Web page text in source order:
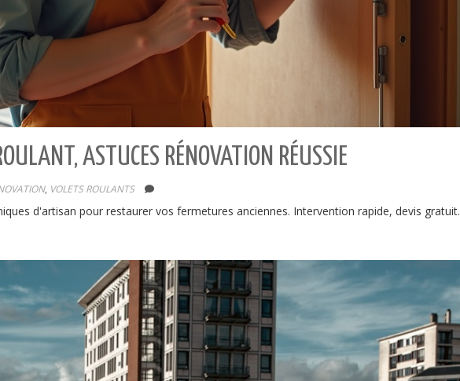
ASTUCES RÉNOVATION RÉUSSIE
, VOLETS ROULANTS
d'artisan pour restaurer vos fermetures anciennes. Intervention rapide, devis gratuit.